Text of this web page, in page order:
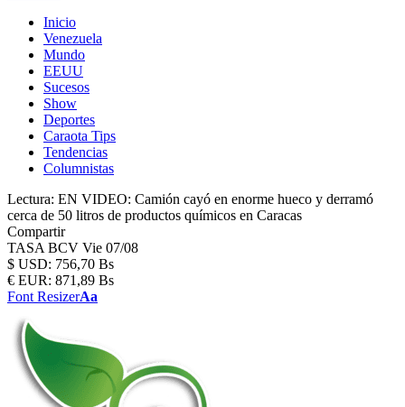
Inicio
Venezuela
Mundo
EEUU
Sucesos
Show
Deportes
Caraota Tips
Tendencias
Columnistas
Lectura: EN VIDEO: Camión cayó en enorme hueco y derramó
cerca de 50 litros de productos químicos en Caracas
Compartir
TASA BCV Vie 07/08
$ USD: 756,70 Bs
€ EUR: 871,89 Bs
Font ResizerAa